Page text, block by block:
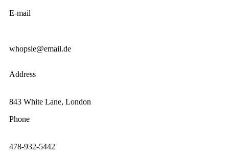
E-mail
whopsie@email.de
Address
843 White Lane, London
Phone
478-932-5442